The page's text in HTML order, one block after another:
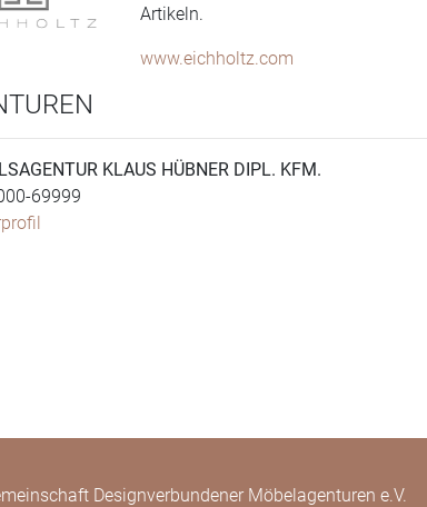
Artikeln.
www.eichholtz.com
KLAUS HÜBNER DIPL. KFM.
69999
Designverbundener Möbelagenturen e.V.